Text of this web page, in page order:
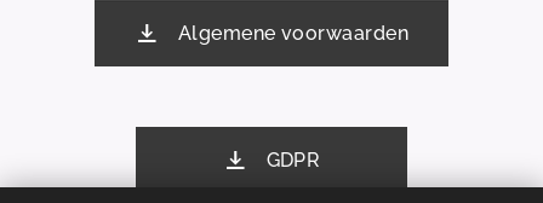
Algemene voorwaarden
GDPR